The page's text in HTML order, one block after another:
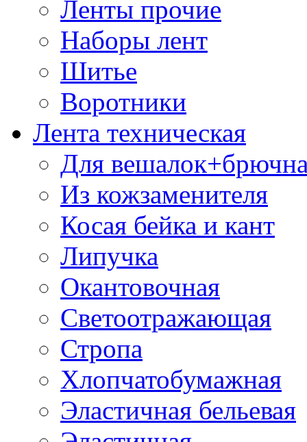
Ленты прочие
Наборы лент
Шитье
Воротники
Лента техническая
Для
Из кожзаменителя
Косая бейка и кант
Липучка
Окантовочная
Светоотражающая
Стропа
Хлопчатобумажная
Эластичная бельевая